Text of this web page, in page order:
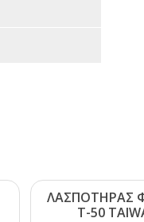
ΛΑΣΠΟΤΗΡΑΣ
Τ-50